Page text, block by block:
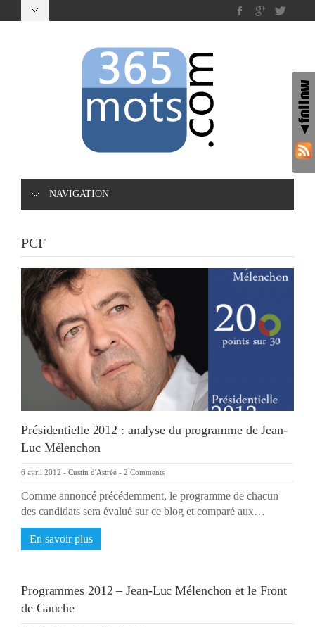
NAVIGATION
PCF
Présidentielle 2012 : analyse du programme de Jean-
Luc Mélenchon
6 avril 2012 - Custin d'Astrée - 2 Comments
Comme annoncé précédemment, le programme de chacun
des candidats sera évalué sur ce blog et comparé aux…
En savoir plus
Programmes 2012 – Jean-Luc Mélenchon et le Front
de Gauche